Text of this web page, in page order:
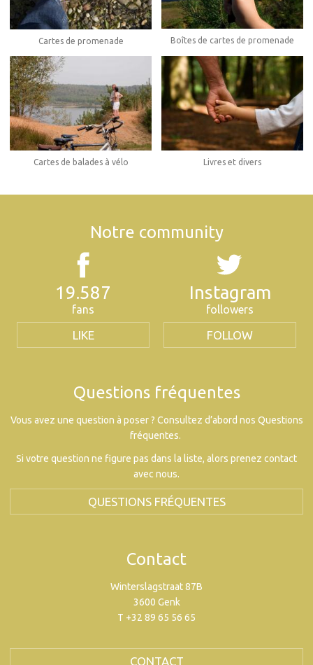
Cartes de promenade Boîtes de cartes de promenade
Cartes de balades à vélo Livres et divers
Notre community
19.587
fans
LIKE
Instagram
followers
FOLLOW
Questions fréquentes
Vous avez une question à poser ? Consultez d’abord nos Questions
fréquentes.
Si votre question ne figure pas dans la liste, alors prenez contact
avec nous.
QUESTIONS FRÉQUENTES
Contact
Winterslagstraat 87B
3600 Genk
T +32 89 65 56 65
CONTACT